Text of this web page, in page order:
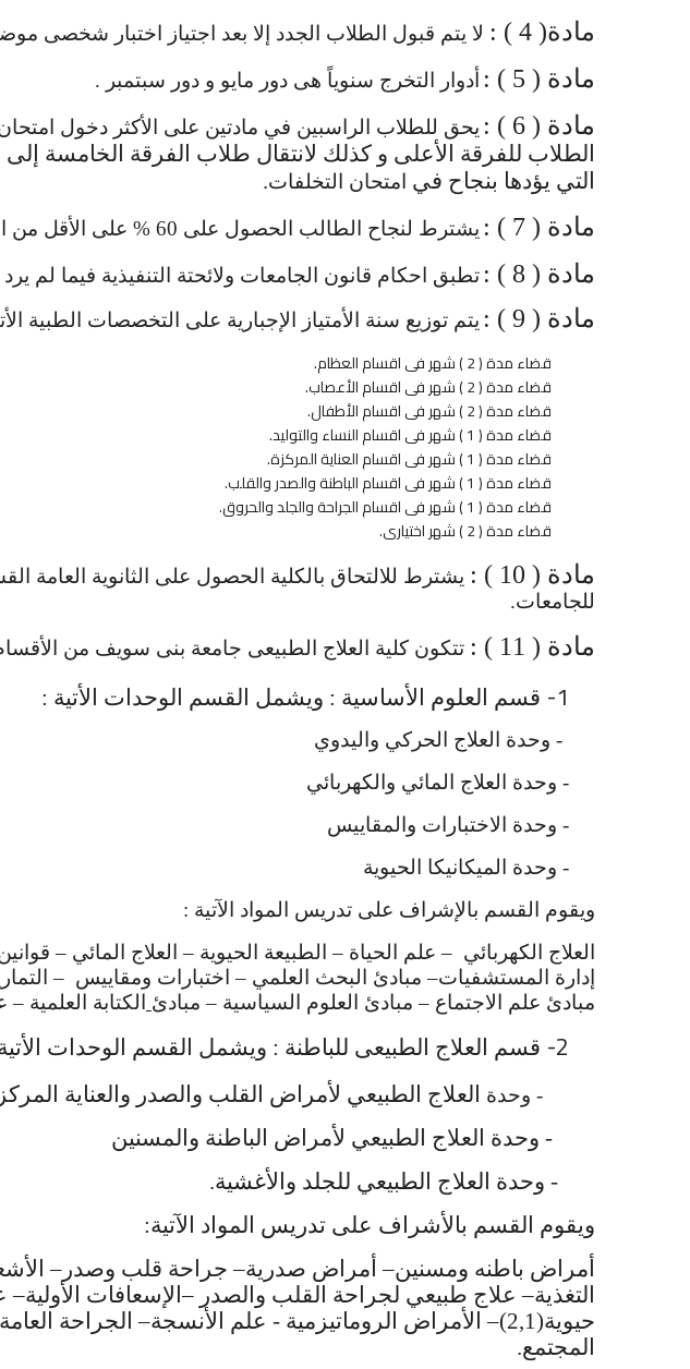
مادة( 4 ) : لا يتم قبول الطلاب الجدد إلا بعد اجتياز اختبار شخصى
مادة ( 5 ) : أدوار التخرج سنوياً هى دور مايو و دور سبتمبر .
مادة ( 6 ) : يحق للطلاب الراسبين في مادتين على الأكثر دخول
الطلاب للفرقة الأعلى و كذلك لانتقال طلاب الفرقة الخامسة إلى
التي يؤدها بنجاح في امتحان التخلفات.
مادة ( 7 ) : يشترط لنجاح الطالب الحصول على 60 % على الأقل من النهاية العظمى للمادة .
مادة ( 8 ) : تطبق احكام قانون الجامعات ولائحتة التنفيذية فيما لم
مادة ( 9 ) : يتم توزيع سنة الأمتياز الإجبارية على التخصصات الطبية
قضاء مدة ( 2 ) شهر فى اقسام العظام.
قضاء مدة ( 2 ) شهر فى اقسام الأعصاب.
قضاء مدة ( 2 ) شهر فى اقسام الأطفال.
قضاء مدة ( 1 ) شهر فى اقسام النساء والتوليد.
قضاء مدة ( 1 ) شهر فى اقسام العناية المركزة.
قضاء مدة ( 1 ) شهر فى اقسام الباطنة والصدر والقلب.
قضاء مدة ( 1 ) شهر فى اقسام الجراحة والجلد والحروق.
قضاء مدة ( 2 ) شهر اختيارى.
مادة ( 10 ) :
يشترط للالتحاق بالكلية الحصول على الثانوية العامة
للجامعات.
مادة ( 11 ) : تتكون كلية العلاج الطبيعى جامعة بنى سويف من الأقسام
1- قسم العلوم الأساسية : ويشمل القسم الوحدات الأتية :
- وحدة العلاج الحركي واليدوي
- وحدة العلاج المائي والكهربائي
- وحدة الاختبارات والمقاييس
- وحدة الميكانيكا الحيوية
ويقوم القسم بالإشراف على تدريس المواد الآتية :
العلاج الكهربائي – علم الحياة – الطبيعة الحيوية – العلاج المائي –
إدارة المستشفيات– مبادئ البحث العلمي – اختبارات ومقاييس –
مبادئ علم الاجتماع – مبادئ العلوم السياسية – مبادئ
الكتابة العلمية
2- قسم العلاج الطبيعى للباطنة : ويشمل القسم الوحدات
- وحدة
العلاج الطبيعي لأمراض القلب والصدر والعناية
- وحدة العلاج الطبيعي لأمراض الباطنة والمسنين
- وحدة العلاج الطبيعي للجلد والأغشية.
ويقوم القسم بالأشراف على تدريس المواد الآتية:
حيوية(2,1)– الأمراض الروماتيزمية - علم الأنسجة– الجراحة العامة والحروق– الأمراض الجلدية– العلاج الطبيعي
المجتمع.